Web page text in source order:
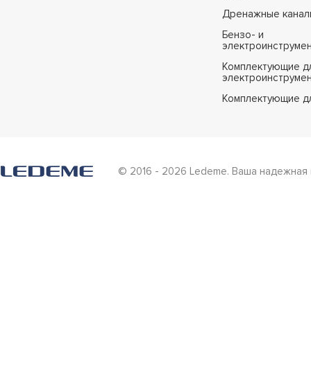
Дренажные
Бензо- и
Комплектующие
Комплектующие
© 2016 - 2026 Ledeme. Ваша